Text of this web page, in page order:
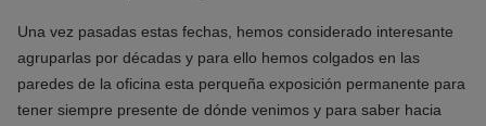
Una vez pasadas estas fechas, hemos considerado interesante
agruparlas por décadas y para ello hemos colgados en las
paredes de la oficina esta perqueña exposición permanente para
tener siempre presente de dónde venimos y para saber hacia